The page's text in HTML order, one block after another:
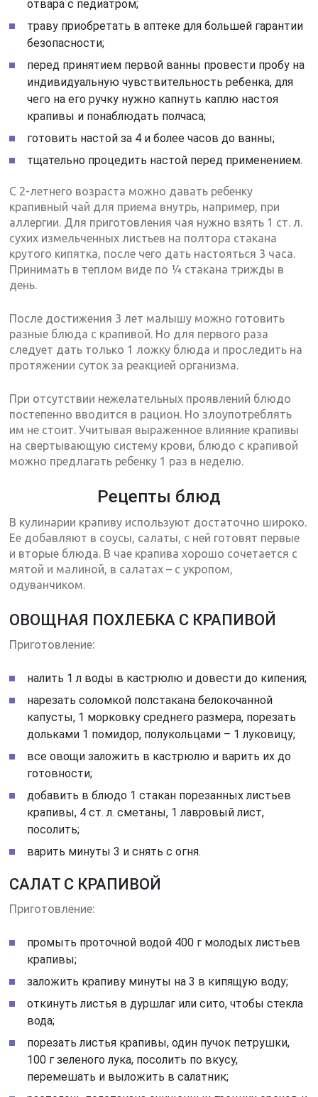
отвара с педиатром;
траву приобретать в аптеке для большей гарантии
безопасности;
перед принятием первой ванны провести пробу на
индивидуальную чувствительность ребенка, для
чего на его ручку нужно капнуть каплю настоя
крапивы и понаблюдать полчаса;
готовить настой за 4 и более часов до ванны;
тщательно процедить настой перед применением.
С 2-летнего возраста можно давать ребенку
крапивный чай для приема внутрь, например, при
аллергии. Для приготовления чая нужно взять 1 ст. л.
сухих измельченных листьев на полтора стакана
крутого кипятка, после чего дать настояться 3 часа.
Принимать в теплом виде по ¼ стакана трижды в
день.
После достижения 3 лет малышу можно готовить
разные блюда с крапивой. Но для первого раза
следует дать только 1 ложку блюда и проследить на
протяжении суток за реакцией организма.
При отсутствии нежелательных проявлений блюдо
постепенно вводится в рацион. Но злоупотреблять
им не стоит. Учитывая выраженное влияние крапивы
на свертывающую систему крови, блюдо с крапивой
можно предлагать ребенку 1 раз в неделю.
Рецепты блюд
В кулинарии крапиву используют достаточно широко.
Ее добавляют в соусы, салаты, с ней готовят первые
и вторые блюда. В чае крапива хорошо сочетается с
мятой и малиной, в салатах – с укропом,
одуванчиком.
ОВОЩНАЯ ПОХЛЕБКА С КРАПИВОЙ
Приготовление:
налить 1 л воды в кастрюлю и довести до кипения;
нарезать соломкой полстакана белокочанной
капусты, 1 морковку среднего размера, порезать
дольками 1 помидор, полукольцами – 1 луковицу;
все овощи заложить в кастрюлю и варить их до
готовности;
добавить в блюдо 1 стакан порезанных листьев
крапивы, 4 ст. л. сметаны, 1 лавровый лист,
посолить;
варить минуты 3 и снять с огня.
САЛАТ С КРАПИВОЙ
Приготовление:
промыть проточной водой 400 г молодых листьев
крапивы;
заложить крапиву минуты на 3 в кипящую воду;
откинуть листья в дуршлаг или сито, чтобы стекла
вода;
порезать листья крапивы, один пучок петрушки,
100 г зеленого лука, посолить по вкусу,
перемешать и выложить в салатник;